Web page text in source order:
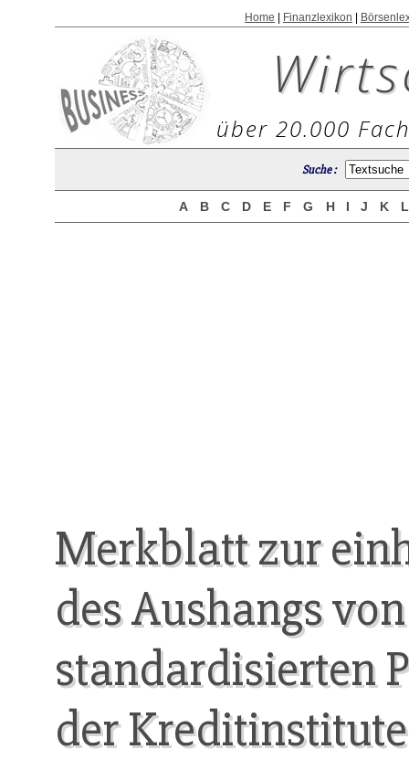
Home Finanzlexikon
über 20.000
Suche :
A B C D E F G H I J K
Merkblatt zur
des Aushangs
standardisierten
der